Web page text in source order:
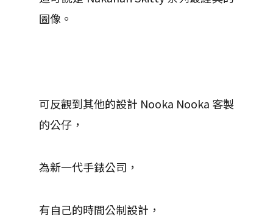
圖像。
可反觀到其他的設計 Nooka Nooka 客製
的公仔，
為新一代手錶公司，
有自己的時間公制設計，